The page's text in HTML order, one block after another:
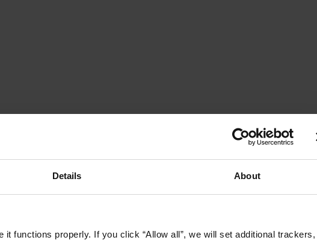
Details About
functions properly. If you click “Allow all”, we will set additional trackers,